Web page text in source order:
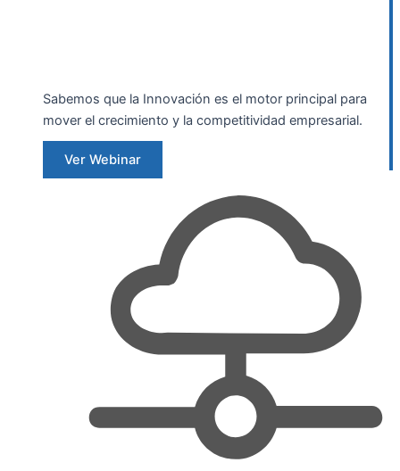
Sabemos que la Innovación es el motor principal para
mover el crecimiento y la competitividad empresarial.
Ver Webinar